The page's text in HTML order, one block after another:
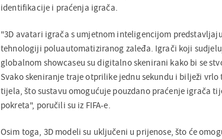
identifikacije i praćenja igrača.
"3D avatari igrača s umjetnom inteligencijom
tehnologiji poluautomatiziranog zaleđa. Igrači koji
globalnom showcaseu su digitalno skenirani kako bi se
Svako skeniranje traje otprilike jednu sekundu i bilježi
tijela, što sustavu omogućuje pouzdano praćenje igrača
pokreta", poručili su iz FIFA-e.
Osim toga, 3D modeli su uključeni u prijenose, što će